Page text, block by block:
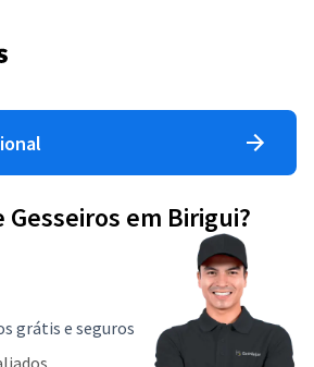
Gesseiros em Birigui?
grátis e seguros